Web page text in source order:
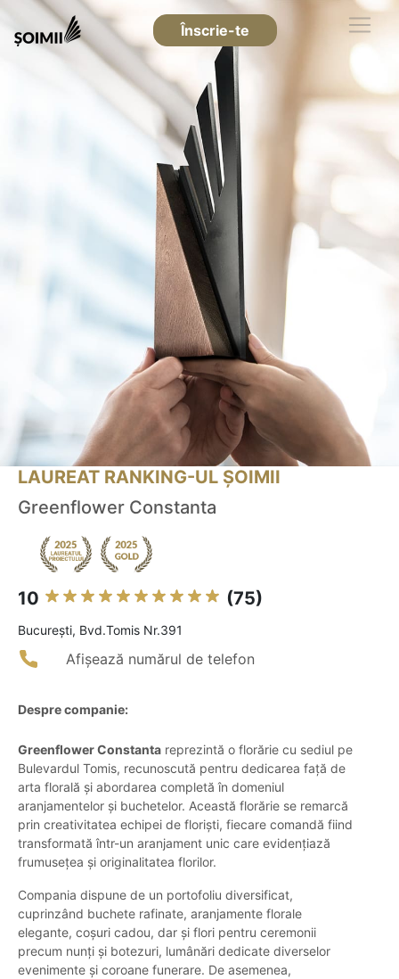
Înscrie-te
LAUREAT RANKING-UL ȘOIMII
Greenflower Constanta
10 (75)
Bucureşti, Bvd.Tomis Nr.391
Afișează numărul de telefon
Despre companie:
Greenflower Constanta reprezintă o florărie cu sediul pe
Bulevardul Tomis, recunoscută pentru dedicarea față de
arta florală și abordarea completă în domeniul
aranjamentelor și buchetelor. Această florărie se remarcă
prin creativitatea echipei de floriști, fiecare comandă fiind
transformată într-un aranjament unic care evidențiază
frumusețea și originalitatea florilor.
Compania dispune de un portofoliu diversificat,
cuprinzând buchete rafinate, aranjamente florale
elegante, coșuri cadou, dar și flori pentru ceremonii
precum nunți și botezuri, lumânări dedicate diverselor
evenimente și coroane funerare. De asemenea,